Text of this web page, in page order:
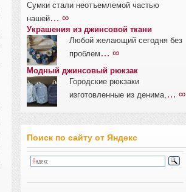
Сумки стали неотъемлемой частью
нашей… ∞
Украшения из джинсовой ткани
Любой желающий сегодня без
проблем … ∞
Модный джинсовый рюкзак
Городские рюкзаки
изготовленные из денима, … ∞
Поиск по сайту от Яндекс